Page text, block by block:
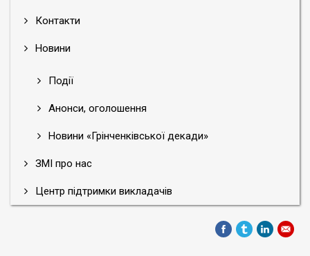
Контакти
Новини
Події
Анонси, оголошення
Новини «Грінченківської декади»
ЗМІ про нас
Центр підтримки викладачів